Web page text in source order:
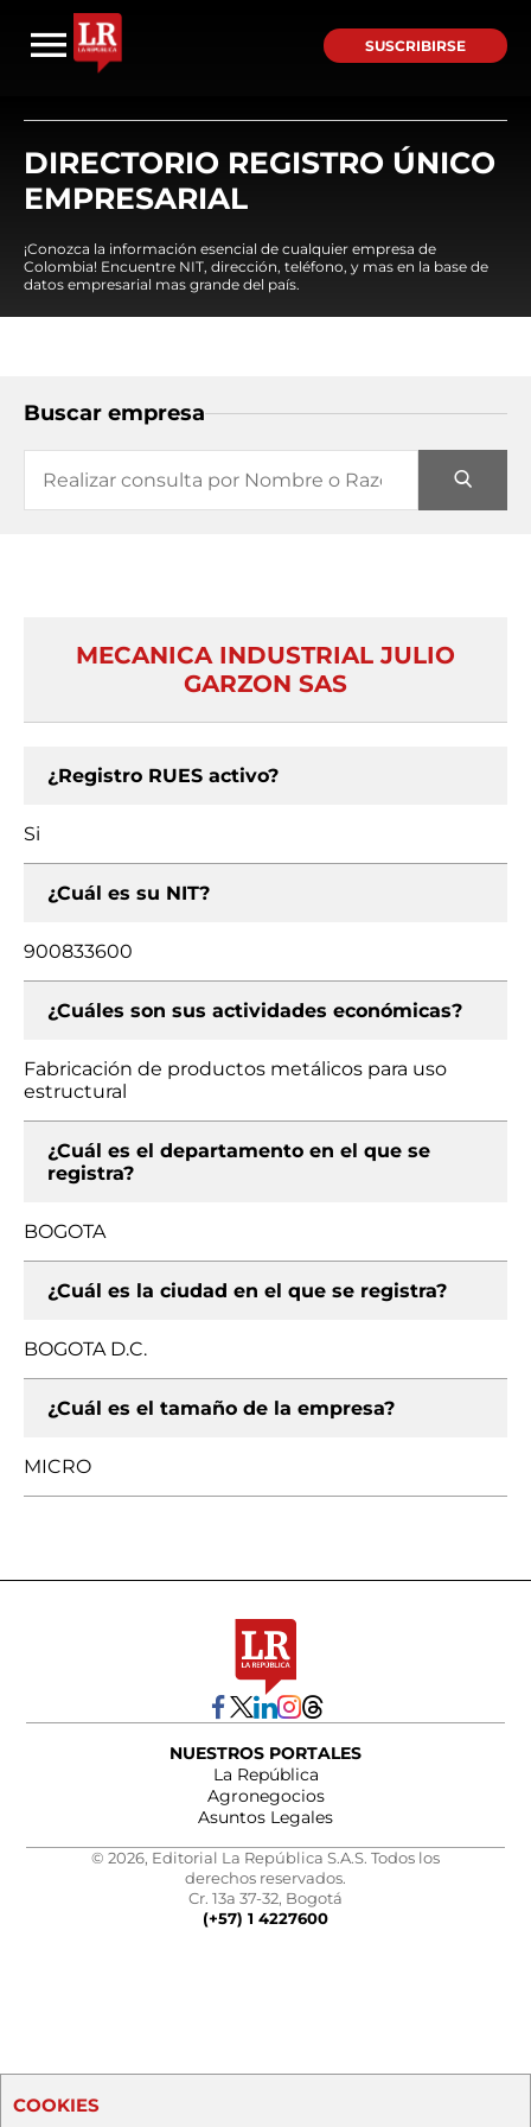
SUSCRIBIRSE
DIRECTORIO REGISTRO ÚNICO
EMPRESARIAL
¡Conozca la información esencial de cualquier empresa de
Colombia! Encuentre NIT, dirección, teléfono, y mas en la base de
datos empresarial mas grande del país.
Buscar empresa
MECANICA INDUSTRIAL JULIO
GARZON SAS
¿Registro RUES activo?
Si
¿Cuál es su NIT?
900833600
¿Cuáles son sus actividades económicas?
Fabricación de productos metálicos para uso
estructural
¿Cuál es el departamento en el que se
registra?
BOGOTA
¿Cuál es la ciudad en el que se registra?
BOGOTA D.C.
¿Cuál es el tamaño de la empresa?
MICRO
NUESTROS PORTALES
La República
Agronegocios
Asuntos Legales
© 2026, Editorial La República S.A.S. Todos los
derechos reservados.
Cr. 13a 37-32, Bogotá
(+57) 1 4227600
COOKIES